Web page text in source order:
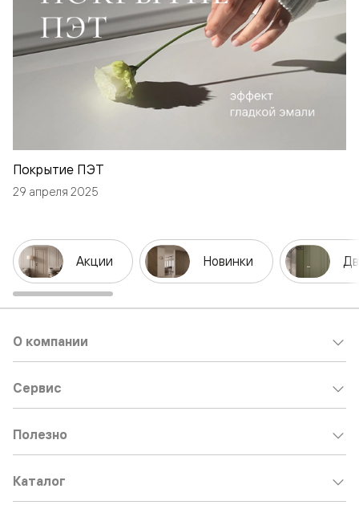
Покрытие ПЭТ
29 апреля 2025
Акции Новинки
О компании
Сервис
Полезно
Каталог